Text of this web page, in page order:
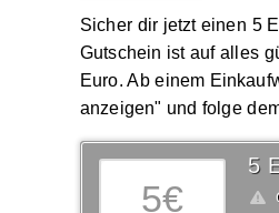
Sicher dir jetzt einen 5
Gutschein ist auf alles
Euro. Ab einem
anzeigen" und folge
5€
5